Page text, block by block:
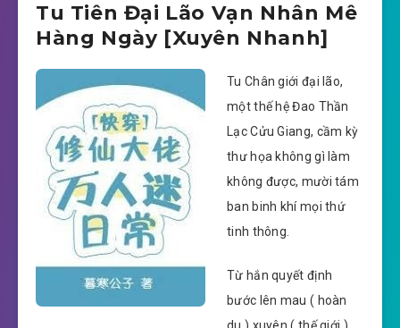
Tu Tiên Đại Lão Vạn Nhân Mê
Hàng Ngày [Xuyên Nhanh]
Tu Chân giới đại lão,
một thế hệ Đao Thần
Lạc Cửu Giang, cầm kỳ
thư họa không gì làm
không được, mười tám
ban binh khí mọi thứ
tinh thông.
Từ hắn quyết định
bước lên mau ( hoàn